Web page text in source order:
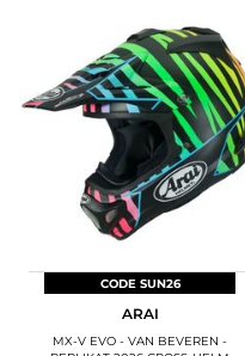
CODE SUN26
ARAI
MX-V EVO - VAN BEVEREN -